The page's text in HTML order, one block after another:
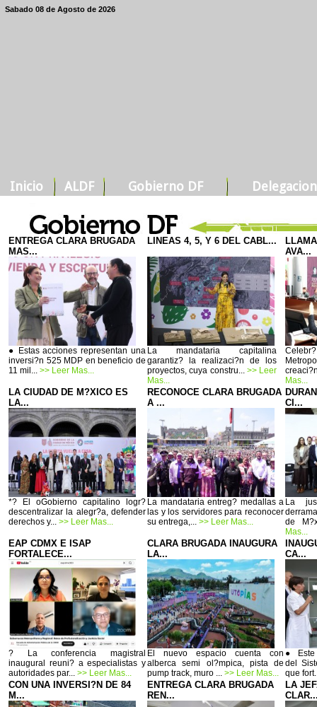
Sabado 08 de Agosto de 2026
Inicio ALDF Gobierno DF
ENTREGA CLARA BRUGADA
MAS...
● Estas acciones representan una
inversi?n 525 MDP en beneficio de
11 mil... >> Leer Mas...
LINEAS 4, 5, Y 6 DEL CABL...
La mandataria capitalina
garantiz? la realizaci?n de los
proyectos, cuya constru... >> Leer
Mas...
AVA...
Mas...
LA CIUDAD DE M?XICO ES
LA...
*? El oGobierno capitalino logr?
descentralizar la alegr?a, defender
derechos y... >> Leer Mas...
RECONOCE CLARA BRUGADA
A ...
La mandataria entreg? medallas a
las y los servidores para reconocer
su entrega,... >> Leer Mas...
CI...
La
de
Mas...
EAP CDMX E ISAP
FORTALECE...
? La conferencia magistral
inaugural reuni? a especialistas y
autoridades par... >> Leer Mas...
CLARA BRUGADA INAUGURA
LA...
El nuevo espacio cuenta con
alberca semi ol?mpica, pista de
pump track, muro ... >> Leer Mas...
CA...
● Este
del
que
CON UNA INVERSI?N DE 84
M...
ENTREGA CLARA BRUGADA
REN...
LA